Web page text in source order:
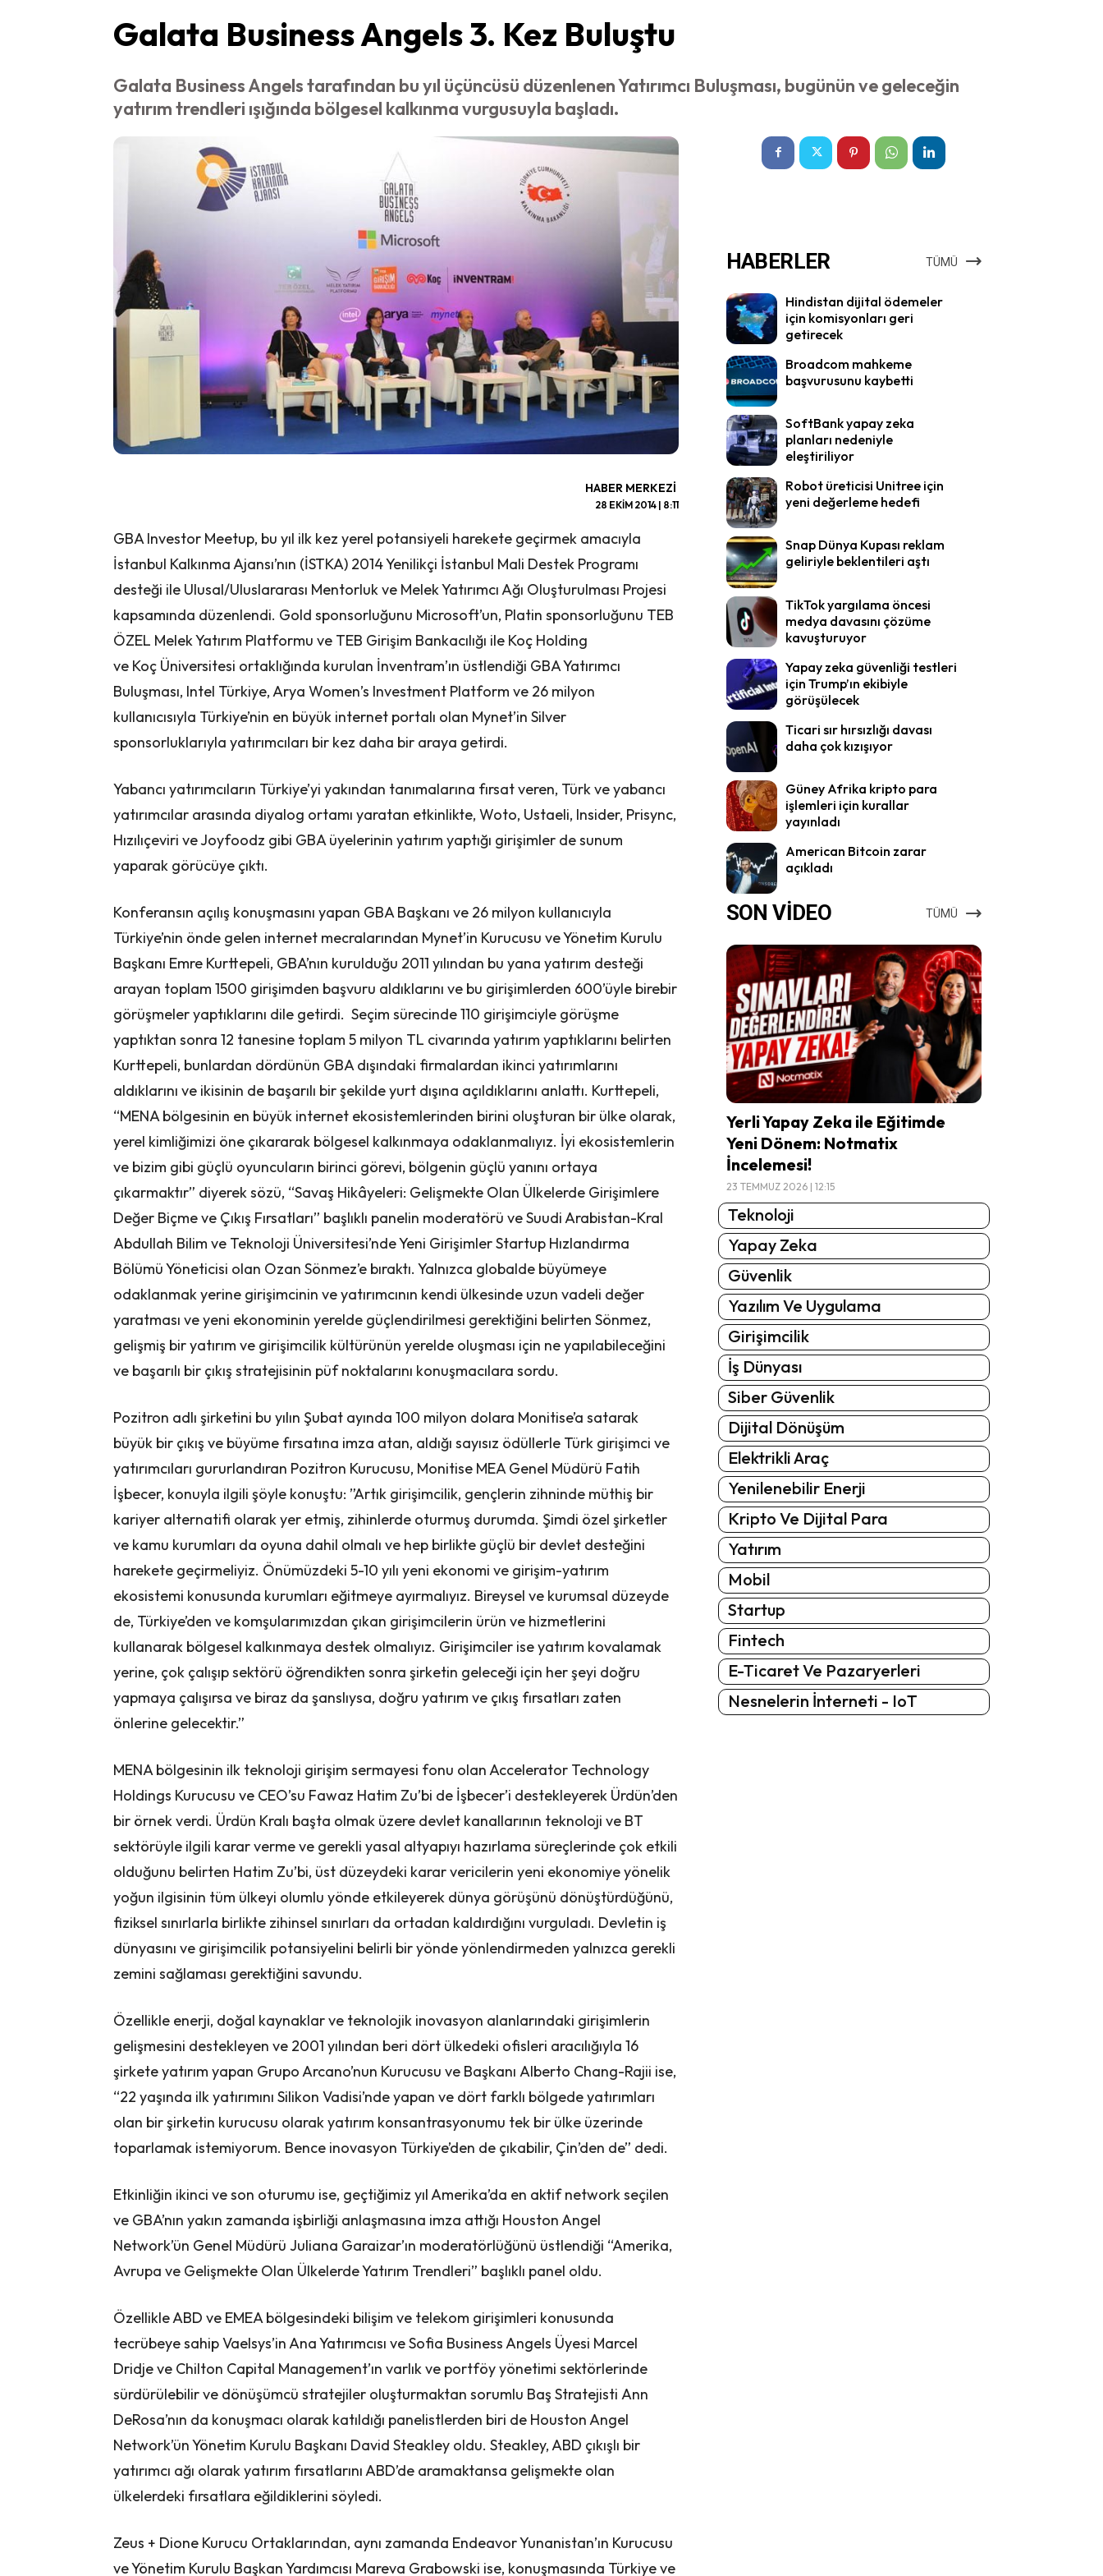
Galata Business Angels 3. Kez Buluştu
Galata Business Angels tarafından bu yıl üçüncüsü düzenlenen Yatırımcı Buluşması, bugünün ve geleceğin
yatırım trendleri ışığında bölgesel kalkınma vurgusuyla başladı.
HABER MERKEZI
28 EKIM 2014 | 8:11
GBA Investor Meetup, bu yıl ilk kez yerel potansiyeli harekete geçirmek amacıyla
İstanbul Kalkınma Ajansı’nın (İSTKA) 2014 Yenilikçi İstanbul Mali Destek Programı
desteği ile Ulusal/Uluslararası Mentorluk ve Melek Yatırımcı Ağı Oluşturulması Projesi
kapsamında düzenlendi. Gold sponsorluğunu Microsoft’un, Platin sponsorluğunu TEB
ÖZEL Melek Yatırım Platformu ve TEB Girişim Bankacılığı ile Koç Holding
ve Koç Üniversitesi ortaklığında kurulan İnventram’ın üstlendiği GBA Yatırımcı
Buluşması, Intel Türkiye, Arya Women’s Investment Platform ve 26 milyon
kullanıcısıyla Türkiye’nin en büyük internet portalı olan Mynet’in Silver
sponsorluklarıyla yatırımcıları bir kez daha bir araya getirdi.
Yabancı yatırımcıların Türkiye’yi yakından tanımalarına fırsat veren, Türk ve yabancı
yatırımcılar arasında diyalog ortamı yaratan etkinlikte, Woto, Ustaeli, Insider, Prisync,
Hızılıçeviri ve Joyfoodz gibi GBA üyelerinin yatırım yaptığı girişimler de sunum
yaparak görücüye çıktı.
Konferansın açılış konuşmasını yapan GBA Başkanı ve 26 milyon kullanıcıyla
Türkiye’nin önde gelen internet mecralarından Mynet’in Kurucusu ve Yönetim Kurulu
Başkanı Emre Kurttepeli, GBA’nın kurulduğu 2011 yılından bu yana yatırım desteği
arayan toplam 1500 girişimden başvuru aldıklarını ve bu girişimlerden 600’üyle birebir
görüşmeler yaptıklarını dile getirdi. Seçim sürecinde 110 girişimciyle görüşme
yaptıktan sonra 12 tanesine toplam 5 milyon TL civarında yatırım yaptıklarını belirten
Kurttepeli, bunlardan dördünün GBA dışındaki firmalardan ikinci yatırımlarını
aldıklarını ve ikisinin de başarılı bir şekilde yurt dışına açıldıklarını anlattı. Kurttepeli,
“MENA bölgesinin en büyük internet ekosistemlerinden birini oluşturan bir ülke olarak,
yerel kimliğimizi öne çıkararak bölgesel kalkınmaya odaklanmalıyız. İyi ekosistemlerin
ve bizim gibi güçlü oyuncuların birinci görevi, bölgenin güçlü yanını ortaya
çıkarmaktır” diyerek sözü, “Savaş Hikâyeleri: Gelişmekte Olan Ülkelerde Girişimlere
Değer Biçme ve Çıkış Fırsatları” başlıklı panelin moderatörü ve Suudi Arabistan-Kral
Abdullah Bilim ve Teknoloji Üniversitesi’nde Yeni Girişimler Startup Hızlandırma
Bölümü Yöneticisi olan Ozan Sönmez’e bıraktı. Yalnızca globalde büyümeye
odaklanmak yerine girişimcinin ve yatırımcının kendi ülkesinde uzun vadeli değer
yaratması ve yeni ekonominin yerelde güçlendirilmesi gerektiğini belirten Sönmez,
gelişmiş bir yatırım ve girişimcilik kültürünün yerelde oluşması için ne yapılabileceğini
ve başarılı bir çıkış stratejisinin püf noktalarını konuşmacılara sordu.
Pozitron adlı şirketini bu yılın Şubat ayında 100 milyon dolara Monitise’a satarak
büyük bir çıkış ve büyüme fırsatına imza atan, aldığı sayısız ödüllerle Türk girişimci ve
yatırımcıları gururlandıran Pozitron Kurucusu, Monitise MEA Genel Müdürü Fatih
İşbecer, konuyla ilgili şöyle konuştu: ”Artık girişimcilik, gençlerin zihninde müthiş bir
kariyer alternatifi olarak yer etmiş, zihinlerde oturmuş durumda. Şimdi özel şirketler
ve kamu kurumları da oyuna dahil olmalı ve hep birlikte güçlü bir devlet desteğini
harekete geçirmeliyiz. Önümüzdeki 5-10 yılı yeni ekonomi ve girişim-yatırım
ekosistemi konusunda kurumları eğitmeye ayırmalıyız. Bireysel ve kurumsal düzeyde
de, Türkiye’den ve komşularımızdan çıkan girişimcilerin ürün ve hizmetlerini
kullanarak bölgesel kalkınmaya destek olmalıyız. Girişimciler ise yatırım kovalamak
yerine, çok çalışıp sektörü öğrendikten sonra şirketin geleceği için her şeyi doğru
yapmaya çalışırsa ve biraz da şanslıysa, doğru yatırım ve çıkış fırsatları zaten
önlerine gelecektir.”
MENA bölgesinin ilk teknoloji girişim sermayesi fonu olan Accelerator Technology
Holdings Kurucusu ve CEO’su Fawaz Hatim Zu’bi de İşbecer’i destekleyerek Ürdün’den
bir örnek verdi. Ürdün Kralı başta olmak üzere devlet kanallarının teknoloji ve BT
sektörüyle ilgili karar verme ve gerekli yasal altyapıyı hazırlama süreçlerinde çok etkili
olduğunu belirten Hatim Zu’bi, üst düzeydeki karar vericilerin yeni ekonomiye yönelik
yoğun ilgisinin tüm ülkeyi olumlu yönde etkileyerek dünya görüşünü dönüştürdüğünü,
fiziksel sınırlarla birlikte zihinsel sınırları da ortadan kaldırdığını vurguladı. Devletin iş
dünyasını ve girişimcilik potansiyelini belirli bir yönde yönlendirmeden yalnızca gerekli
zemini sağlaması gerektiğini savundu.
Özellikle enerji, doğal kaynaklar ve teknolojik inovasyon alanlarındaki girişimlerin
gelişmesini destekleyen ve 2001 yılından beri dört ülkedeki ofisleri aracılığıyla 16
şirkete yatırım yapan Grupo Arcano’nun Kurucusu ve Başkanı Alberto Chang-Rajii ise,
“22 yaşında ilk yatırımını Silikon Vadisi’nde yapan ve dört farklı bölgede yatırımları
olan bir şirketin kurucusu olarak yatırım konsantrasyonumu tek bir ülke üzerinde
toparlamak istemiyorum. Bence inovasyon Türkiye’den de çıkabilir, Çin’den de” dedi.
Etkinliğin ikinci ve son oturumu ise, geçtiğimiz yıl Amerika’da en aktif network seçilen
ve GBA’nın yakın zamanda işbirliği anlaşmasına imza attığı Houston Angel
Network’ün Genel Müdürü Juliana Garaizar’ın moderatörlüğünü üstlendiği “Amerika,
Avrupa ve Gelişmekte Olan Ülkelerde Yatırım Trendleri” başlıklı panel oldu.
Özellikle ABD ve EMEA bölgesindeki bilişim ve telekom girişimleri konusunda
tecrübeye sahip Vaelsys’in Ana Yatırımcısı ve Sofia Business Angels Üyesi Marcel
Dridje ve Chilton Capital Management’ın varlık ve portföy yönetimi sektörlerinde
sürdürülebilir ve dönüşümcü stratejiler oluşturmaktan sorumlu Baş Stratejisti Ann
DeRosa’nın da konuşmacı olarak katıldığı panelistlerden biri de Houston Angel
Network’ün Yönetim Kurulu Başkanı David Steakley oldu. Steakley, ABD çıkışlı bir
yatırımcı ağı olarak yatırım fırsatlarını ABD’de aramaktansa gelişmekte olan
ülkelerdeki fırsatlara eğildiklerini söyledi.
Zeus + Dione Kurucu Ortaklarından, aynı zamanda Endeavor Yunanistan’ın Kurucusu
ve Yönetim Kurulu Başkan Yardımcısı Mareva Grabowski ise, konuşmasında Türkiye ve
HABERLER TÜMÜ
Hindistan dijital ödemeler
için komisyonları geri
getirecek
Broadcom mahkeme
başvurusunu kaybetti
SoftBank yapay zeka
planları nedeniyle
eleştiriliyor
Robot üreticisi Unitree için
yeni değerleme hedefi
Snap Dünya Kupası reklam
geliriyle beklentileri aştı
TikTok yargılama öncesi
medya davasını çözüme
kavuşturuyor
Yapay zeka güvenliği testleri
için Trump’ın ekibiyle
görüşülecek
Ticari sır hırsızlığı davası
daha çok kızışıyor
Güney Afrika kripto para
işlemleri için kurallar
yayınladı
American Bitcoin zarar
açıkladı
SON VİDEO TÜMÜ
Yerli Yapay Zeka ile Eğitimde
Yeni Dönem: Notmatix
İncelemesi!
23 TEMMUZ 2026 | 12:15
Teknoloji
Yapay Zeka
Güvenlik
Yazılım Ve Uygulama
Girişimcilik
İş Dünyası
Siber Güvenlik
Dijital Dönüşüm
Elektrikli Araç
Yenilenebilir Enerji
Kripto Ve Dijital Para
Yatırım
Mobil
Startup
Fintech
E-Ticaret Ve Pazaryerleri
Nesnelerin İnterneti - IoT